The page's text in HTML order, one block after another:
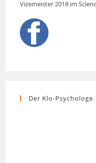
Vizemeister 2018 im
Der Klo-Psychologe